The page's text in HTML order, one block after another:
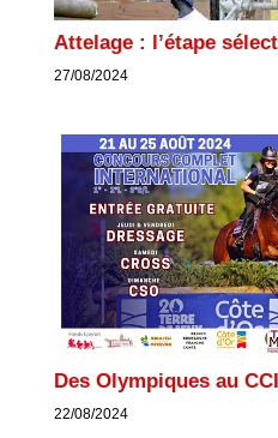
Attelage : l’étape
27/08/2024
Des Olympiques au
22/08/2024